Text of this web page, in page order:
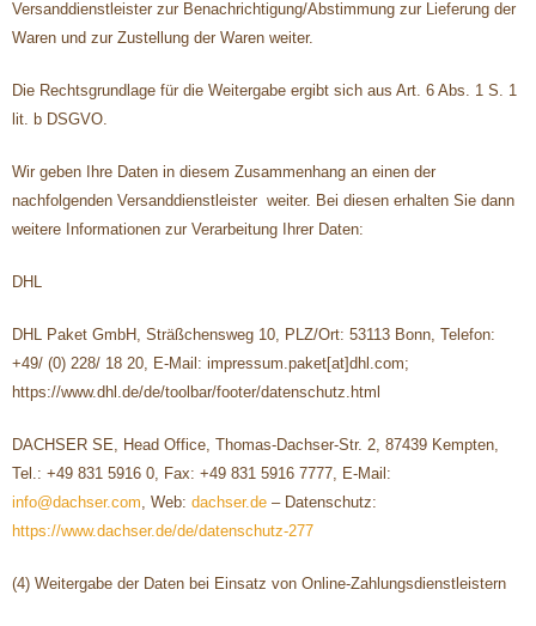
Versanddienstleister zur Benachrichtigung/Abstimmung zur Lieferung der
Waren und zur Zustellung der Waren weiter.
Die Rechtsgrundlage für die Weitergabe ergibt sich aus Art. 6 Abs. 1 S. 1
lit. b DSGVO.
Wir geben Ihre Daten in diesem Zusammenhang an einen der
nachfolgenden Versanddienstleister weiter. Bei diesen erhalten Sie dann
weitere Informationen zur Verarbeitung Ihrer Daten:
DHL
DHL Paket GmbH, Sträßchensweg 10, PLZ/Ort: 53113 Bonn, Telefon:
+49/ (0) 228/ 18 20, E-Mail: impressum.paket[at]dhl.com;
https://www.dhl.de/de/toolbar/footer/datenschutz.html
DACHSER SE, Head Office, Thomas-Dachser-Str. 2, 87439 Kempten,
Tel.: +49 831 5916 0, Fax: +49 831 5916 7777, E-Mail:
info@dachser.com, Web: dachser.de – Datenschutz:
https://www.dachser.de/de/datenschutz-277
(4) Weitergabe der Daten bei Einsatz von Online-Zahlungsdienstleistern